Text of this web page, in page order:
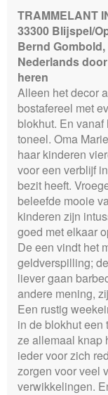
TRAMMELANT
33300 Blijspel/
Bernd
Nederlands
heren
Alleen het decor
bostafereel met
blokhut. En
toneel. Oma
haar kinderen
voor een verblijf
bezit heeft.
beleefde mooie
kinderen zijn
goed met elkaar
De een vindt het
geldverspilling;
liever gaan
andere mening,
Een rustig
in de blokhut een
ze allemaal knap
ieder voor zich
zorgen voor veel
verwikkelingen.